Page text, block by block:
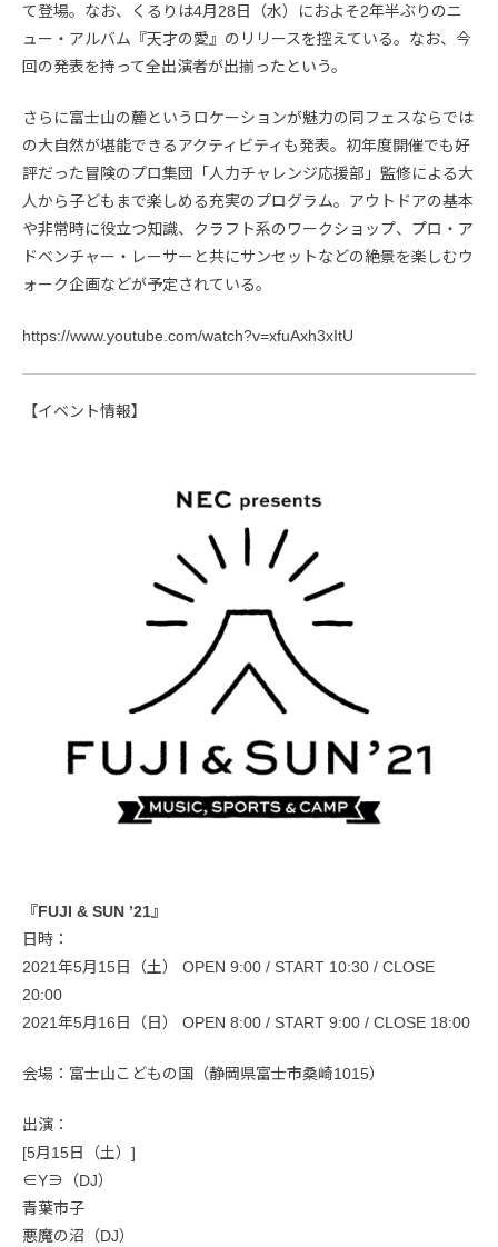
て登場。なお、くるりは4月28日（水）におよそ2年半ぶりのニ
ュー・アルバム『天才の愛』のリリースを控えている。なお、今
回の発表を持って全出演者が出揃ったという。
さらに富士山の麓というロケーションが魅力の同フェスならでは
の大自然が堪能できるアクティビティも発表。初年度開催でも好
評だった冒険のプロ集団「人力チャレンジ応援部」監修による大
人から子どもまで楽しめる充実のプログラム。アウトドアの基本
や非常時に役立つ知識、クラフト系のワークショップ、プロ・ア
ドベンチャー・レーサーと共にサンセットなどの絶景を楽しむウ
ォーク企画などが予定されている。
https://www.youtube.com/watch?v=xfuAxh3xItU
【イベント情報】
『FUJI & SUN ’21』
日時：
2021年5月15日（土） OPEN 9:00 / START 10:30 / CLOSE
20:00
2021年5月16日（日） OPEN 8:00 / START 9:00 / CLOSE 18:00
会場：富士山こどもの国（静岡県富士市桑崎1015）
出演：
[5月15日（土）]
∈Y∋（DJ）
青葉市子
悪魔の沼（DJ）